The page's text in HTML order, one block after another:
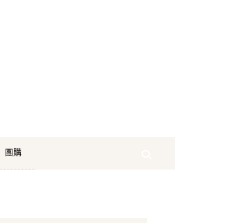
團購